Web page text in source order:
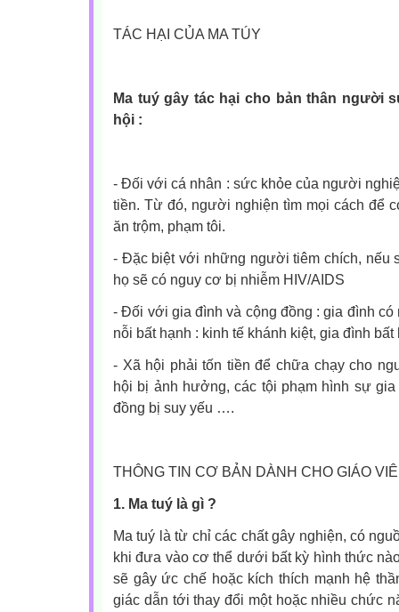
TÁC HẠI CỦA MA TÚY
Ma tuý gây tác hại cho bản thân người
hội :
- Đối với cá nhân : sức khỏe của người
tiền. Từ đó, người nghiện tìm mọi cách để
ăn trộm, phạm tôi.
- Đặc biệt với những người tiêm chích, nếu
họ sẽ có nguy cơ bị nhiễm HIV/AIDS
- Đối với gia đình và cộng đồng : gia đình
nỗi bất hạnh : kinh tế khánh kiệt, gia đình
- Xã hội phải tốn tiền để chữa chạy cho
hội bị ảnh hưởng, các tội phạm hình sự
đồng bị suy yếu ….
THÔNG TIN CƠ BẢN DÀNH CHO GIÁO
1. Ma tuý là gì ?
Ma tuý là từ chỉ các chất gây nghiện, có
khi đưa vào cơ thể dưới bất kỳ hình thức
sẽ gây ức chế hoặc kích thích mạnh hệ
giác dẫn tới thay đổi một hoặc nhiều chức